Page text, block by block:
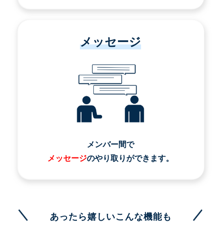
メッセージ
メンバー間で
メッセージのやり取りができます。
あったら嬉しいこんな機能も